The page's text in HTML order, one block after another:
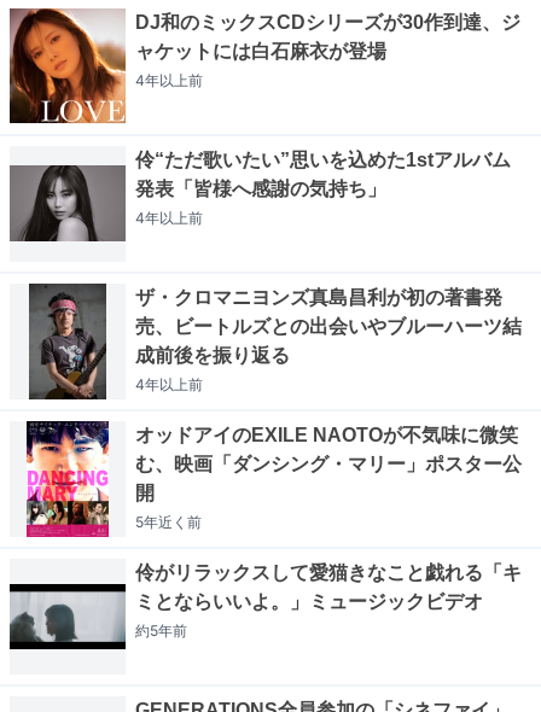
DJ和のミックスCDシリーズが30作到達、ジ
ャケットには白石麻衣が登場
4年以上前
伶“ただ歌いたい”思いを込めた1stアルバム
発表「皆様へ感謝の気持ち」
4年以上前
ザ・クロマニヨンズ真島昌利が初の著書発
売、ビートルズとの出会いやブルーハーツ結
成前後を振り返る
4年以上前
オッドアイのEXILE NAOTOが不気味に微笑
む、映画「ダンシング・マリー」ポスター公
開
5年近く 前
伶がリラックスして愛猫きなこと戯れる「キ
ミとならいいよ。」ミュージックビデオ
約5年前